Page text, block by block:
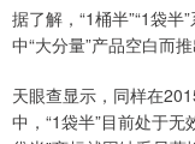
据了解，“1桶半”“1袋
中“大分量”产品空白而推
天眼查显示，同样在
中，“1袋半”目前处于